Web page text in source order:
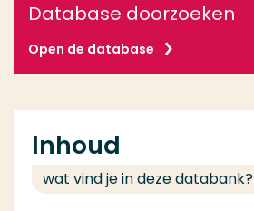
Database doorzoeken
Open de database
Inhoud
wat vind je in deze databank?